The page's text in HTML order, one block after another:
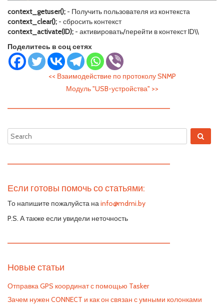
context_getuser(); - Получить пользователя из контекста
context_clear(); - сбросить контекст
context_activate(ID); - активировать/перейти в контекст ID\\
Поделитесь в соц сетях
<< Взаимодействие по протоколу SNMP
Модуль "USB-устройства" >>
—————————————————————————
—————————————————————————
Если готовы помочь со статьями:
То напишите пожалуйста наinfo@mdmi.by
P.S. А также если увидели неточность
—————————————————————————
Новые статьи
Отправка GPS координат с помощью Tasker
Зачем нужен CONNECT и как он связан с умными колонками